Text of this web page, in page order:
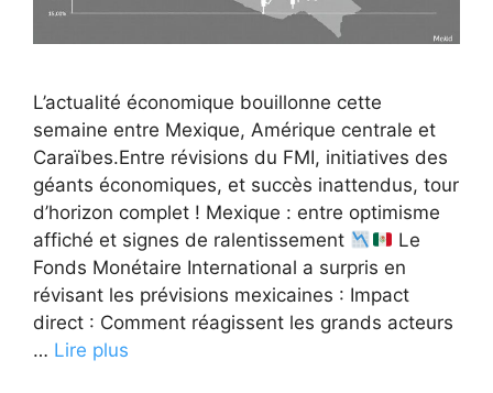
L’actualité économique bouillonne cette
semaine entre Mexique, Amérique centrale et
Caraïbes.Entre révisions du FMI, initiatives des
géants économiques, et succès inattendus, tour
d’horizon complet ! Mexique : entre optimisme
affiché et signes de ralentissement
Le
Fonds Monétaire International a surpris en
révisant les prévisions mexicaines : Impact
direct : Comment réagissent les grands acteurs
… Lire plus